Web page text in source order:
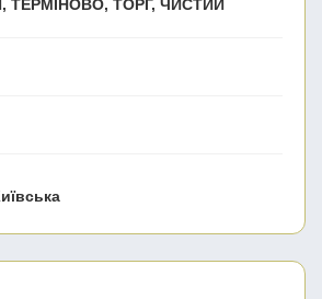
ТЕРМІНОВО, ТОРГ, ЧИСТИЙ